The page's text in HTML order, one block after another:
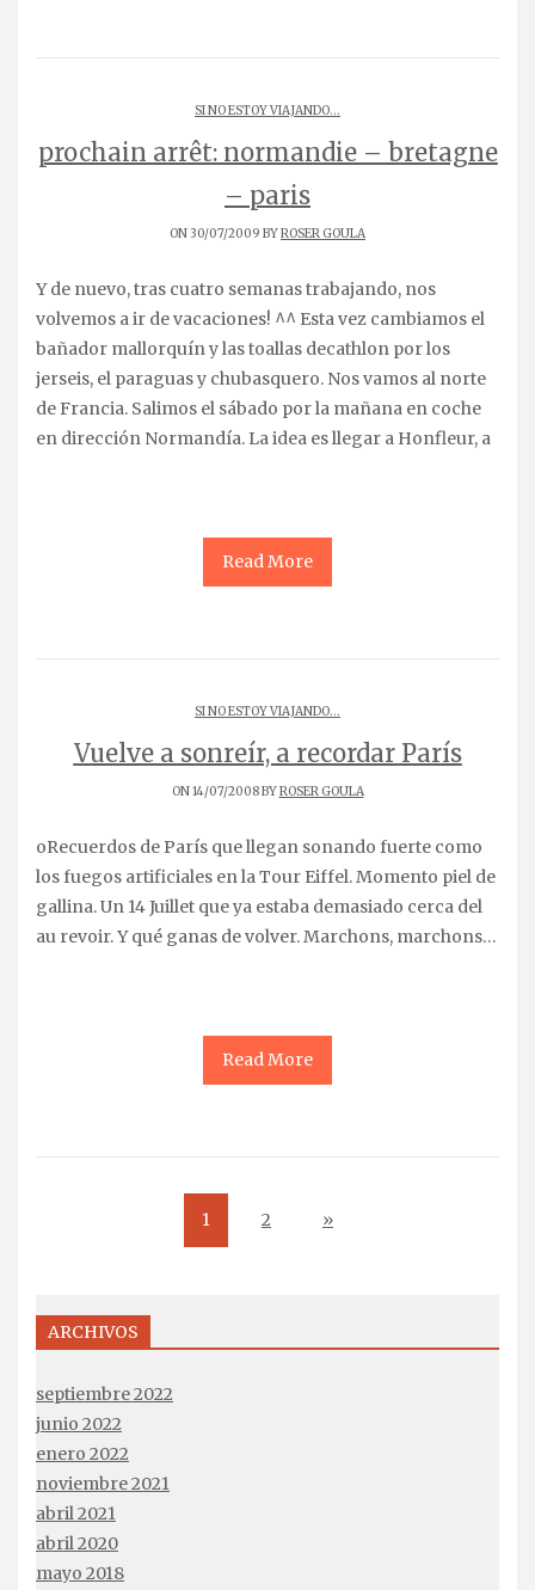
SI NO ESTOY VIAJANDO...
prochain arrêt: normandie – bretagne
– paris
ON 30/07/2009 BYROSER GOULA
Y de nuevo, tras cuatro semanas trabajando, nos
volvemos a ir de vacaciones! ^^ Esta vez cambiamos el
bañador mallorquín y las toallas decathlon por los
jerseis, el paraguas y chubasquero. Nos vamos al norte
de Francia. Salimos el sábado por la mañana en coche
en dirección Normandía. La idea es llegar a Honfleur, a
Read More
SI NO ESTOY VIAJANDO...
Vuelve a sonreír, a recordar París
ON 14/07/2008 BYROSER GOULA
oRecuerdos de París que llegan sonando fuerte como
los fuegos artificiales en la Tour Eiffel. Momento piel de
gallina. Un 14 Juillet que ya estaba demasiado cerca del
au revoir. Y qué ganas de volver. Marchons, marchons…
Read More
1 2 »
ARCHIVOS
septiembre 2022
junio 2022
enero 2022
noviembre 2021
abril 2021
abril 2020
mayo 2018